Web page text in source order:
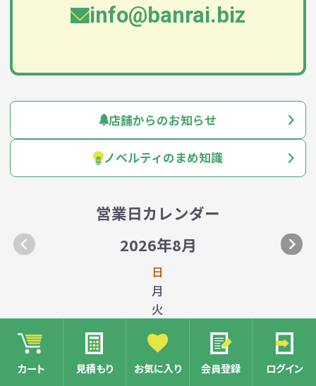
カート 見積もり お気に入り 会員登録 ログイン
info@banrai.biz
店舗からのお知らせ
ノベルティのまめ知識
営業日カレンダー
2026年8月
日
月
火
木
金